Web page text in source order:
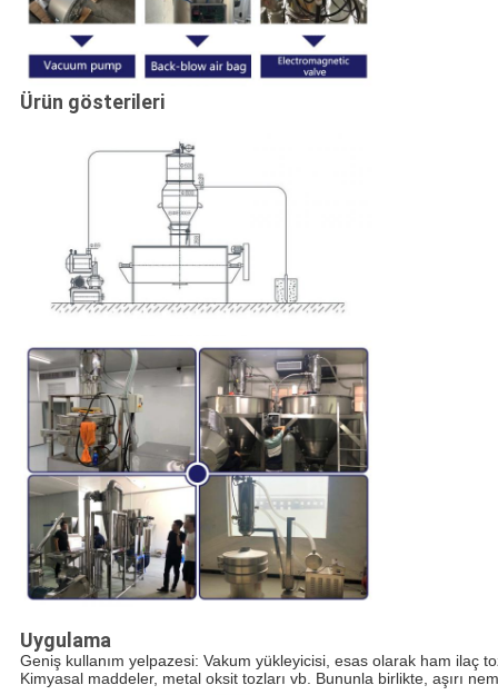
Ürün gösterileri
Uygulama
Geniş kullanım yelpazesi: Vakum yükleyicisi, esas olarak ham ilaç
Kimyasal maddeler, metal oksit tozları vb. Bununla birlikte, aşırı